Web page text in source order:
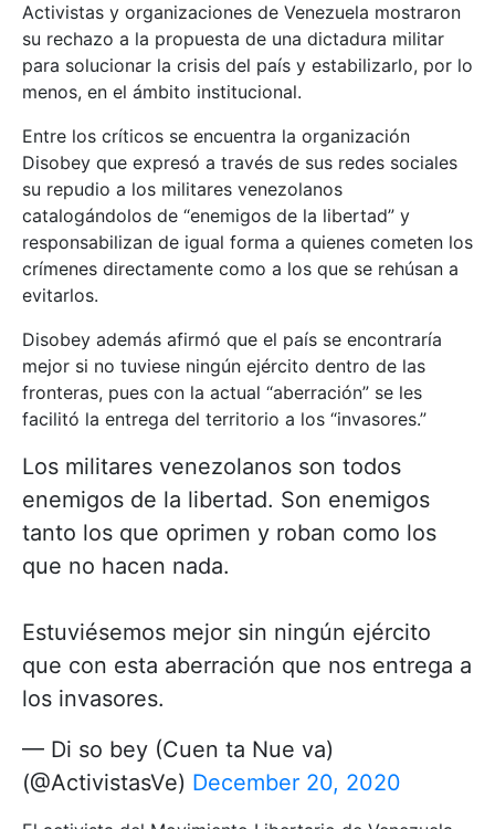
Activistas y organizaciones de Venezuela mostraron
su rechazo a la propuesta de una dictadura militar
para solucionar la crisis del país y estabilizarlo, por lo
menos, en el ámbito institucional.
Entre los críticos se encuentra la organización
Disobey que expresó a través de sus redes sociales
su repudio a los militares venezolanos
catalogándolos de “enemigos de la libertad” y
responsabilizan de igual forma a quienes cometen los
crímenes directamente como a los que se rehúsan a
evitarlos.
Disobey además afirmó que el país se encontraría
mejor si no tuviese ningún ejército dentro de las
fronteras, pues con la actual “aberración” se les
facilitó la entrega del territorio a los “invasores.”
Los militares venezolanos son todos
enemigos de la libertad. Son enemigos
tanto los que oprimen y roban como los
que no hacen nada.
Estuviésemos mejor sin ningún ejército
que con esta aberración que nos entrega a
los invasores.
— Di so bey (Cuen ta Nue va)
(@ActivistasVe) December 20, 2020